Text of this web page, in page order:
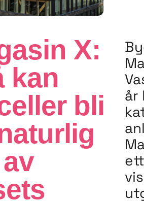
X:
kan
bli
år